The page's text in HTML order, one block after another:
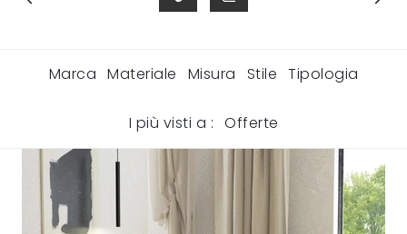
Marca Materiale Misura Stile Tipologia
I più visti a : Offerte